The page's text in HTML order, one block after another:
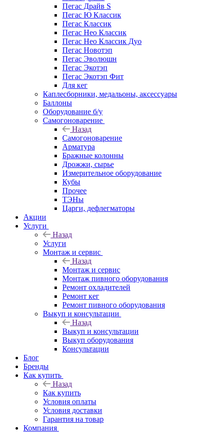
Пегас Драйв S
Пегас Ю Классик
Пегас Классик
Пегас Нео Классик
Пегас Нео Классик Дуо
Пегас Новотэп
Пегас Эволюшн
Пегас Экотэп
Пегас Экотэп Фит
Для кег
Каплесборники, медальоны, аксессуары
Баллоны
Оборудование б/у
Самогоноварение
Назад
Самогоноварение
Арматура
Бражные колонны
Дрожжи, сырье
Измерительное оборудование
Кубы
Прочее
ТЭНы
Царги, дефлегматоры
Акции
Услуги
Назад
Услуги
Монтаж и сервис
Назад
Монтаж и сервис
Монтаж пивного оборудования
Ремонт охладителей
Ремонт кег
Ремонт пивного оборудования
Выкуп и консультации
Назад
Выкуп и консультации
Выкуп оборудования
Консультации
Блог
Бренды
Как купить
Назад
Как купить
Условия оплаты
Условия доставки
Гарантия на товар
Компания